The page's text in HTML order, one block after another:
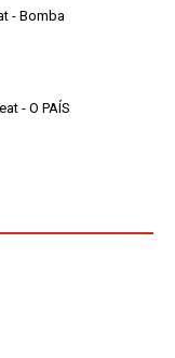
- Bomba
- O PAÍS